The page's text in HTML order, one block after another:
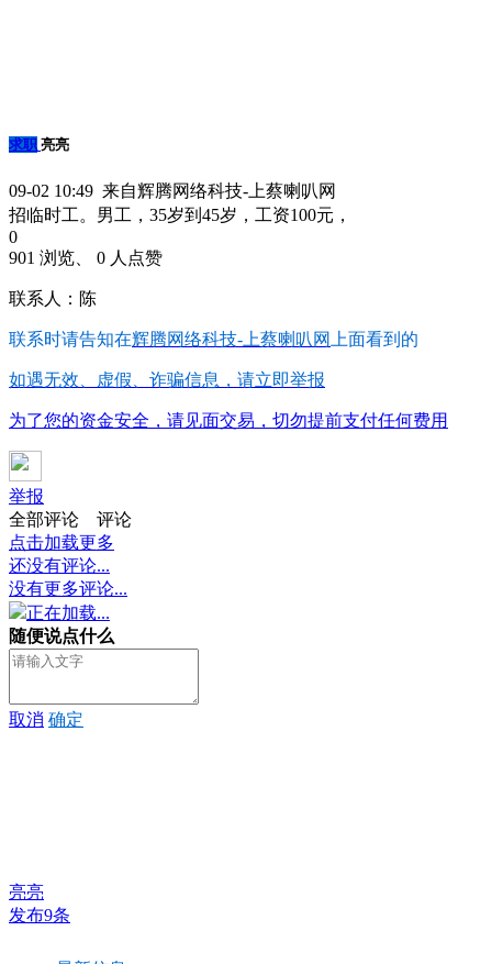
求职 亮亮
09-02 10:49 来自辉腾网络科技-上蔡喇叭网
招临时工。男工，35岁到45岁，工资100元，
0
901 浏览、 0 人点赞
联系人：陈
联系时请告知在辉腾网络科技-上蔡喇叭网 上面看到的
如遇无效、虚假、诈骗信息，请立即举报
为了您的资金安全，请见面交易，切勿提前支付任何费用
举报
全部评论
评论
点击加载更多
还没有评论...
没有更多评论...
正在加载...
随便说点什么
取消 确定
亮亮
发布9条